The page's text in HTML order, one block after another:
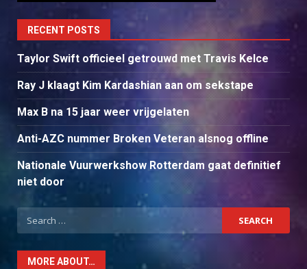
RECENT POSTS
Taylor Swift officieel getrouwd met Travis Kelce
Ray J klaagt Kim Kardashian aan om sekstape
Max B na 15 jaar weer vrijgelaten
Anti-AZC nummer Broken Veteran alsnog offline
Nationale Vuurwerkshow Rotterdam gaat definitief
niet door
Search
for:
MORE ABOUT…